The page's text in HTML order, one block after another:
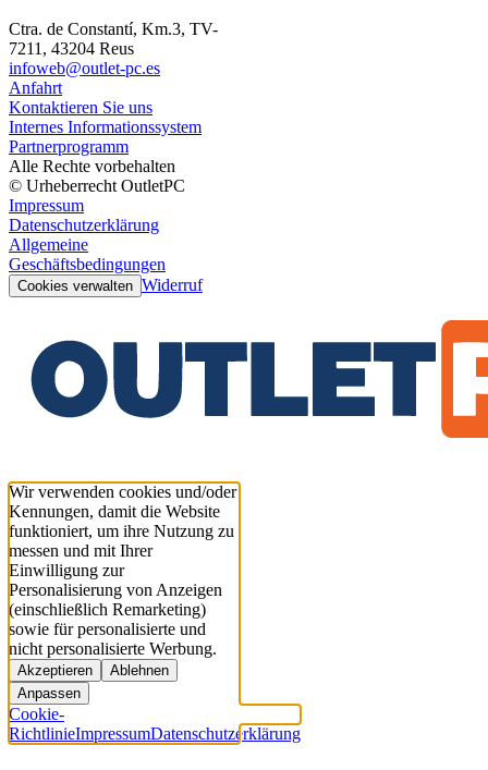
Ctra. de Constantí, Km.3, TV-
7211, 43204 Reus
infoweb@outlet-pc.es
Anfahrt
Kontaktieren Sie uns
Internes Informationssystem
Partnerprogramm
Alle Rechte vorbehalten
© Urheberrecht OutletPC
Impressum
Datenschutzerklärung
Allgemeine
Geschäftsbedingungen
Cookies verwalten Widerruf
Wir verwenden cookies und/oder
Kennungen, damit die Website
funktioniert, um ihre Nutzung zu
messen und mit Ihrer
Einwilligung zur
Personalisierung von Anzeigen
(einschließlich Remarketing)
sowie für personalisierte und
nicht personalisierte Werbung.
Akzeptieren
Ablehnen
Anpassen
Cookie-
RichtlinieImpressumDatenschutzerklärung